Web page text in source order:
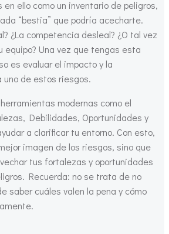
ello como un inventario de peligros,
“bestia” que podría acecharte.
¿La competencia desleal? ¿O tal vez
equipo? Una vez que tengas esta
es evaluar el impacto y la
uno de estos riesgos.
modernas como el
Debilidades, Oportunidades y
a clarificar tu entorno. Con esto,
imagen de los riesgos, sino que
tus fortalezas y oportunidades
Recuerda: no se trata de no
saber cuáles valen la pena y cómo